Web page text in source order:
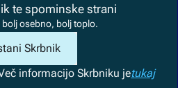
te spominske strani
osebno, bolj toplo.
Skrbnik
informacijo Skrbniku jetukaj